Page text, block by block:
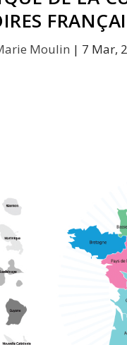
Moulin | 7 Mar,